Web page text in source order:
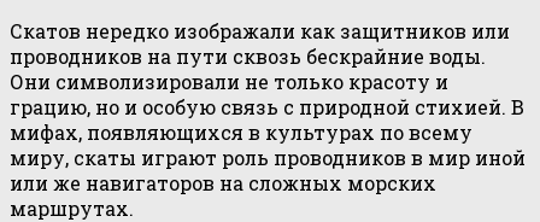
Скатов нередко изображали как защитников или
проводников на пути сквозь бескрайние воды.
Они символизировали не только красоту и
грацию, но и особую связь с природной стихией. В
мифах, появляющихся в культурах по всему
миру, скаты играют роль проводников в мир иной
или же навигаторов на сложных морских
маршрутах.